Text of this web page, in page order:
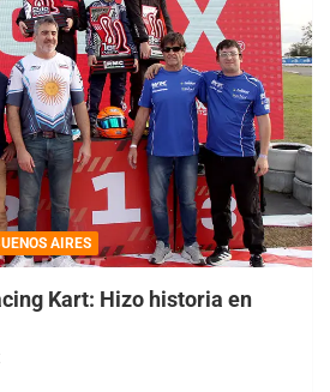
AIRES
Kart: Hizo historia en